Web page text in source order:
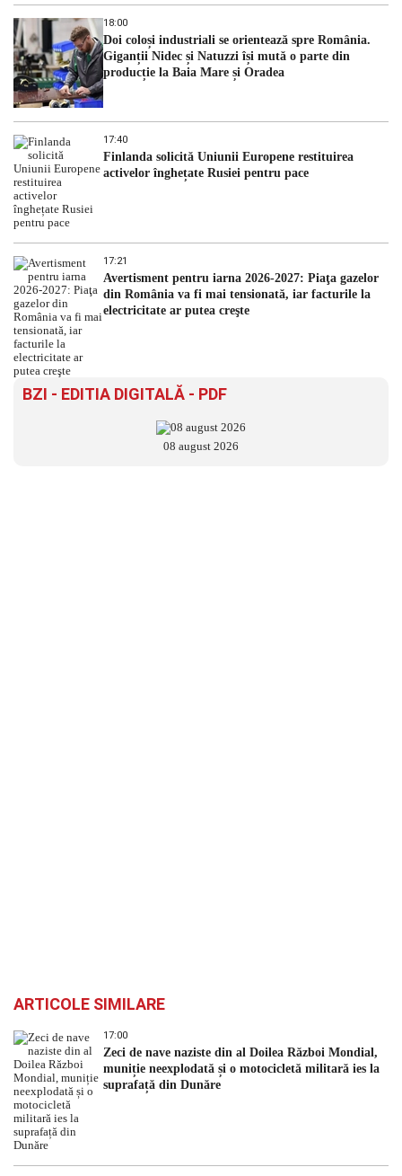
18:00
Doi coloși industriali se orientează spre România.
Giganții Nidec și Natuzzi își mută o parte din
producție la Baia Mare și Oradea
17:40
Finlanda solicită Uniunii Europene restituirea
activelor înghețate Rusiei pentru pace
17:21
Avertisment pentru iarna 2026-2027: Piaţa gazelor
din România va fi mai tensionată, iar facturile la
electricitate ar putea creşte
BZI - EDITIA DIGITALĂ - PDF
08 august 2026
ARTICOLE SIMILARE
17:00
Zeci de nave naziste din al Doilea Război Mondial,
muniție neexplodată și o motocicletă militară ies la
suprafață din Dunăre